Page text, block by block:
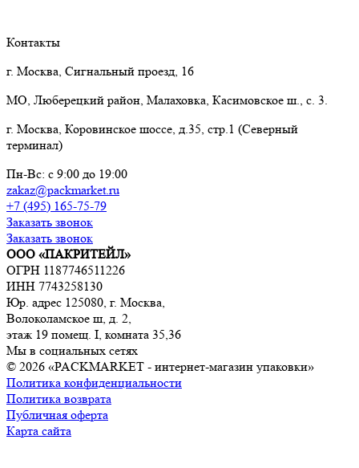
Контакты
г. Москва, Сигнальный проезд, 16
МО, Люберецкий район, Малаховка, Касимовское ш., с. 3.
г. Москва, Коровинское шоссе, д.35, стр.1 (Северный
терминал)
Пн-Вс: с 9:00 до 19:00
zakaz@packmarket.ru
+7 (495) 165-75-79
Заказать звонок
Заказать звонок
ООО «ПАКРИТЕЙЛ»
ОГРН 1187746511226
ИНН 7743258130
Юр. адрес 125080, г. Москва,
Волоколамское ш, д. 2,
этаж 19 помещ. I, комната 35,36
Мы в социальных сетях
© 2026 «PACKMARKET - интернет-магазин упаковки»
Политика конфиденциальности
Политика возврата
Публичная оферта
Карта сайта